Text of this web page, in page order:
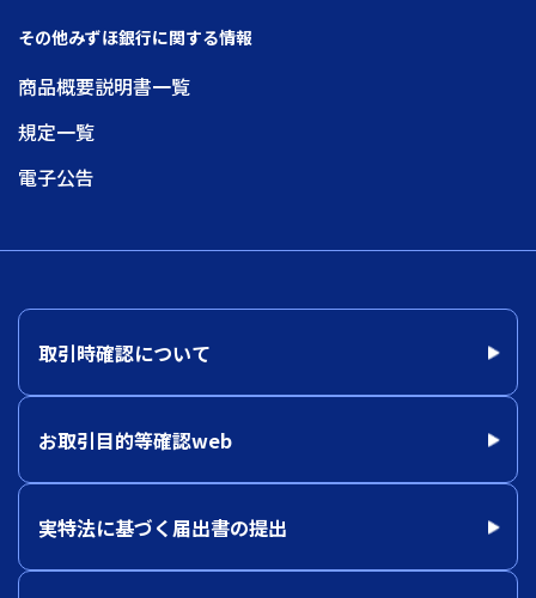
その他みずほ銀行に関する情報
商品概要説明書一覧
規定一覧
電子公告
取引時確認について
お取引目的等確認web
実特法に基づく届出書の提出